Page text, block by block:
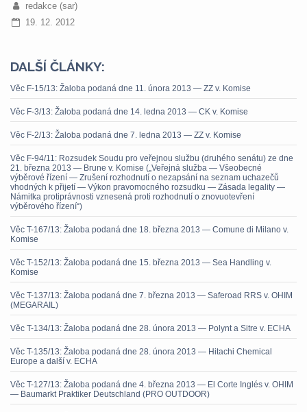
redakce (sar)
19. 12. 2012
DALŠÍ ČLÁNKY:
Věc F-15/13: Žaloba podaná dne 11. února 2013 — ZZ v. Komise
Věc F-3/13: Žaloba podaná dne 14. ledna 2013 — CK v. Komise
Věc F-2/13: Žaloba podaná dne 7. ledna 2013 — ZZ v. Komise
Věc F-94/11: Rozsudek Soudu pro veřejnou službu (druhého senátu) ze dne
21. března 2013 — Brune v. Komise („Veřejná služba — Všeobecné
výběrové řízení — Zrušení rozhodnutí o nezapsání na seznam uchazečů
vhodných k přijetí — Výkon pravomocného rozsudku — Zásada legality —
Námitka protiprávnosti vznesená proti rozhodnutí o znovuotevření
výběrového řízení“)
Věc T-167/13: Žaloba podaná dne 18. března 2013 — Comune di Milano v.
Komise
Věc T-152/13: Žaloba podaná dne 15. března 2013 — Sea Handling v.
Komise
Věc T-137/13: Žaloba podaná dne 7. března 2013 — Saferoad RRS v. OHIM
(MEGARAIL)
Věc T-134/13: Žaloba podaná dne 28. února 2013 — Polynt a Sitre v. ECHA
Věc T-135/13: Žaloba podaná dne 28. února 2013 — Hitachi Chemical
Europe a další v. ECHA
Věc T-127/13: Žaloba podaná dne 4. března 2013 — El Corte Inglés v. OHIM
— Baumarkt Praktiker Deutschland (PRO OUTDOOR)